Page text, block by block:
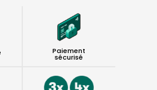
Paiement
sécurisé